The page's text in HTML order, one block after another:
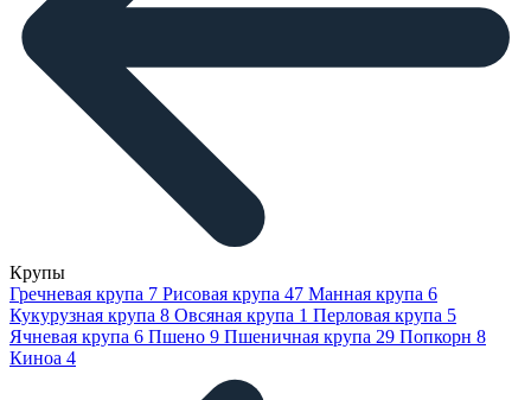
Крупы
Гречневая крупа 7 Рисовая крупа 47 Манная крупа 6
Кукурузная крупа 8 Овсяная крупа 1 Перловая крупа 5
Ячневая крупа 6 Пшено 9 Пшеничная крупа 29 Попкорн 8
Киноа 4